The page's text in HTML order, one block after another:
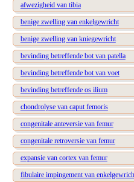
afwezigheid van tibia
benige zwelling van enkelgewricht
benige zwelling van kniegewricht
bevinding betreffende bot van patella
bevinding betreffende bot van voet
bevinding betreffende os ilium
chondrolyse van caput femoris
congenitale anteversie van femur
congenitale retroversie van femur
expansie van cortex van femur
fibulaire impingement van